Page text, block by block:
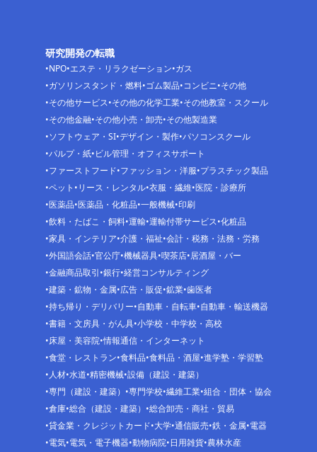
研究開発の転職
NPO エステ・リラクゼーション ガス
ガソリンスタンド・燃料 ゴム製品 コンビニ その他
その他サービス その他の化学工業 その他教室・スクール
その他金融 その他小売・卸売 その他製造業
ソフトウェア・SI デザイン・製作 パソコンスクール
パルプ・紙 ビル管理・オフィスサポート
ファーストフード ファッション・洋服 プラスチック製品
ペット リース・レンタル 衣服・繊維 医院・診療所
医薬品 医薬品・化粧品 一般機械 印刷
飲料・たばこ・飼料 運輸 運輸付帯サービス 化粧品
家具・インテリア 介護・福祉 会計・税務・法務・労務
外国語会話 官公庁 機械器具 喫茶店 居酒屋・バー
金融商品取引 銀行 経営コンサルティング
建築・鉱物・金属 広告・販促 鉱業 歯医者
持ち帰り・デリバリー 自動車・自転車 自動車・輸送機器
書籍・文房具・がん具 小学校・中学校・高校
床屋・美容院 情報通信・インターネット
食堂・レストラン 食料品 食料品・酒屋 進学塾・学習塾
人材 水道 精密機械 設備（建設・建築）
専門（建設・建築）
専門学校 繊維工業 組合・団体・協会
倉庫 総合（建設・建築）
総合卸売・商社・貿易
貸金業・クレジットカード 大学 通信販売 鉄・金属 電器
電気 電気・電子機器 動物病院 日用雑貨 農林水産